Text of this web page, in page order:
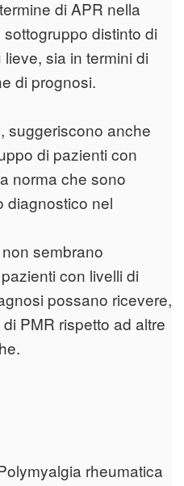
di APR nella
distinto di
sia in termini di
di prognosi.
suggeriscono anche
di pazienti con
norma che sono
diagnostico nel
sembrano
con livelli di
possano ricevere,
PMR rispetto ad altre
rheumatica